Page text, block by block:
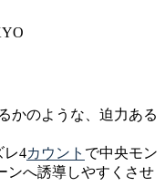
かのような、迫力ある
レ4カウント で中央モン
ンへ誘導しやすくさせ